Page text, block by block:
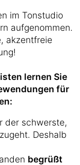
im Tonstudio
aufgenommen.
akzentfreie
lernen Sie
für
der schwerste,
Deshalb
begrüßt